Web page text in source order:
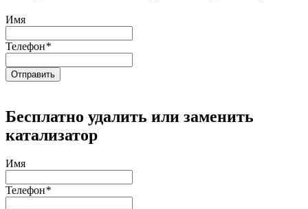
Имя
Телефон*
Бесплатно удалить или заменить
катализатор
Имя
Телефон*